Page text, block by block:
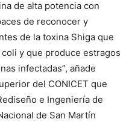
de alta potencia con
de reconocer y
de la toxina Shiga que
y que produce estragos
infectadas”, añade
del CONICET que
e Ingeniería de
de San Martín